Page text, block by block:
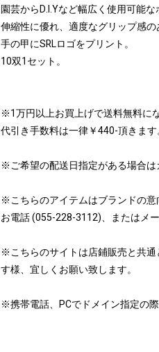
園芸からD.I.Yなど幅広く使用可能な
伸縮性に優れ、適度なグリップ感の
手の甲にSRLロゴをプリント。
10双1セット。
※1万円以上お買上げで送料無料に
代引き手数料は一律￥440-頂きます
※ご希望の配送日指定がある場合は
※こちらのアイテムはブランドの意
お電話 (055-228-3112)、またはメ
※こちらのサイトは店鋪販売と共
す様、宜しくお願い致します。
※携帯電話、PCでドメイン指定の